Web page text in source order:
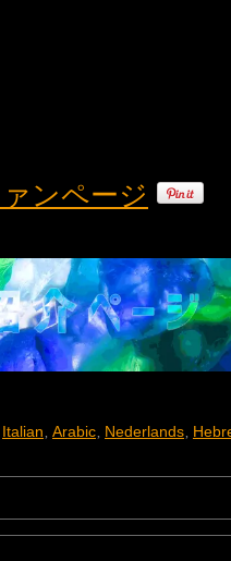
ンページ
Italian, Arabic, Nederlands,